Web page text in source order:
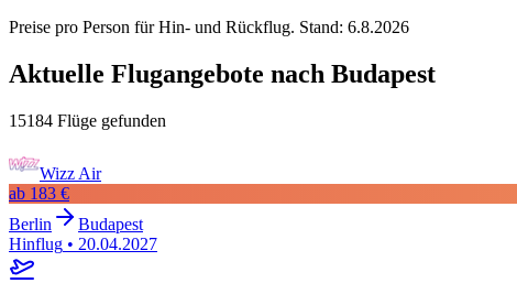
Preise pro Person für Hin- und Rückflug. Stand: 6.8.2026
Aktuelle Flugangebote nach Budapest
15184 Flüge gefunden
Wizz Air
ab 183 €
Berlin
Budapest
Hinflug • 20.04.2027